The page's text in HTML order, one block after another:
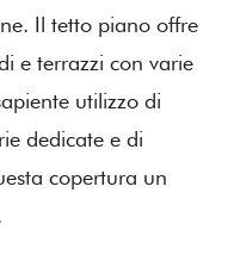
Il tetto piano offre
e terrazzi con varie
utilizzo di
dedicate e di
copertura un